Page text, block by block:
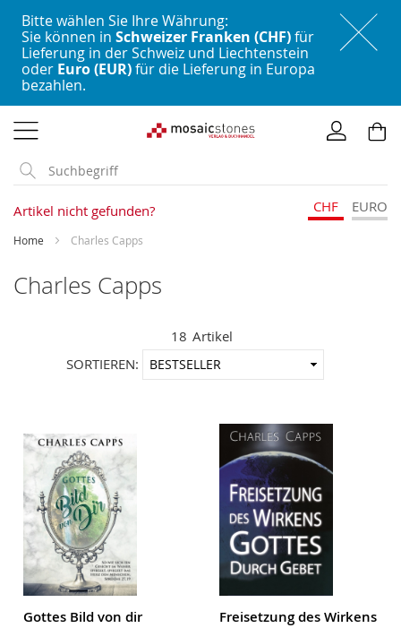
Bitte wählen Sie Ihre Währung:
Sie können in Schweizer Franken (CHF)für
Lieferung in der Schweiz und Liechtenstein
oder Euro (EUR)für die Lieferung in Europa
bezahlen.
zum
Inhalt
Artikel nicht gefunden? CHF EURO
Home Charles Capps
Charles Capps
18 Artikel
SORTIEREN:
Gottes Bild von dir
Freisetzung des Wirkens